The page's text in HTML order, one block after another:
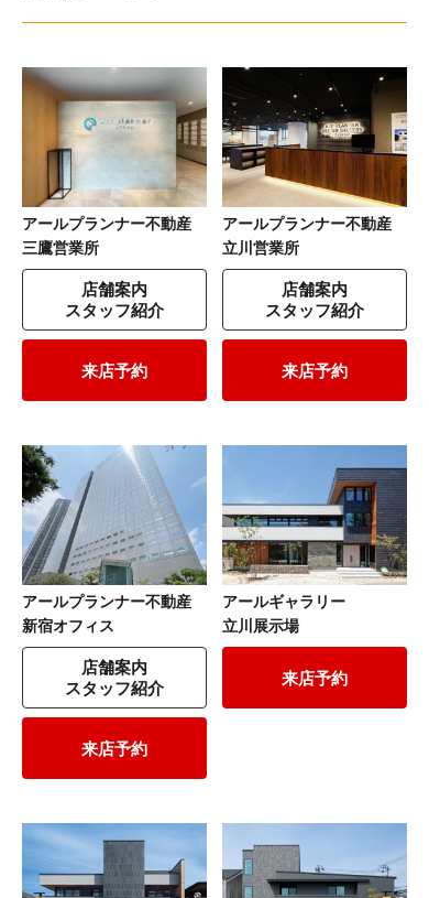
アールプランナー不動産
三鷹営業所
店舗案内
スタッフ紹介
来店予約
アールプランナー不動産
立川営業所
店舗案内
スタッフ紹介
来店予約
アールプランナー不動産
新宿オフィス
店舗案内
スタッフ紹介
来店予約
アールギャラリー
立川展示場
来店予約